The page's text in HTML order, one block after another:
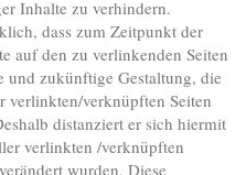
Inhalte zu verhindern.
dass zum Zeitpunkt der
auf den zu verlinkenden Seiten
zukünftige Gestaltung, die
verlinkten/verknüpften Seiten
distanziert er sich hiermit
verlinkten /verknüpften
wurden. Diese